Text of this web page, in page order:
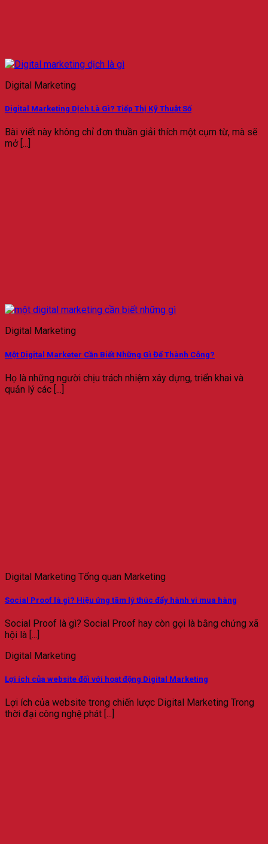
Digital Marketing
Digital Marketing Dịch Là Gì? Tiếp Thị Kỹ Thuật Số
Bài viết này không chỉ đơn thuần giải thích một cụm từ, mà sẽ
mở [...]
Digital Marketing
Một Digital Marketer Cần Biết Những Gì Để Thành Công?
Họ là những người chịu trách nhiệm xây dựng, triển khai và
quản lý các [...]
Digital Marketing Tổng quan Marketing
Social Proof là gì? Hiệu ứng tâm lý thúc đẩy hành vi mua hàng
Social Proof là gì? Social Proof hay còn gọi là bằng chứng xã
hội là [...]
Digital Marketing
Lợi ích của website đối với hoạt động Digital Marketing
Lợi ích của website trong chiến lược Digital Marketing Trong
thời đại công nghệ phát [...]